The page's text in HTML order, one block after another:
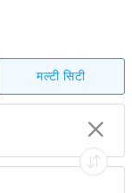
मल्टी सिटी